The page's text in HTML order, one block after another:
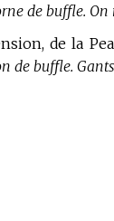
de buffle.
de la
de buffle.